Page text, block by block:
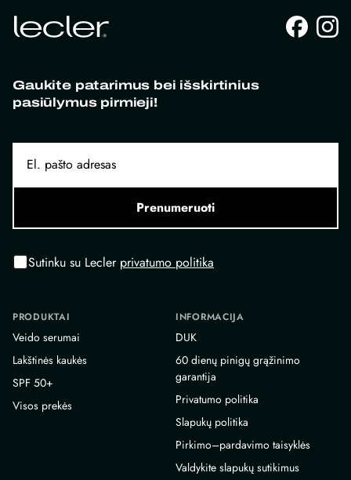
Gaukite patarimus bei išskirtinius
pasiūlymus pirmieji!
Prenumeruoti
Sutinku su Lecler privatumo politika
PRODUKTAI
Veido serumai
Lakštinės kaukės
SPF 50+
Visos prekės
INFORMACIJA
DUK
60 dienų pinigų grąžinimo
garantija
Privatumo politika
Slapukų politika
Pirkimo–pardavimo taisyklės
Valdykite slapukų sutikimus